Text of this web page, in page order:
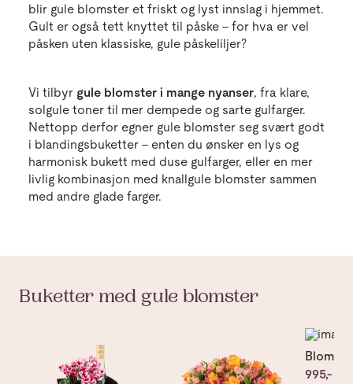
blir gule blomster et friskt og lyst innslag i hjemmet.
Gult er også tett knyttet til påske – for hva er vel
påsken uten klassiske, gule påskeliljer?
Vi tilbyr gule blomster i mange nyanser, fra klare,
solgule toner til mer dempede og sarte gulfarger.
Nettopp derfor egner gule blomster seg svært godt
i blandingsbuketter – enten du ønsker en lys og
harmonisk bukett med duse gulfarger, eller en mer
livlig kombinasjon med knallgule blomster sammen
med andre glade farger.
Buketter med gule blomster
Gå til GratulasjonsbukettGå til
995,-